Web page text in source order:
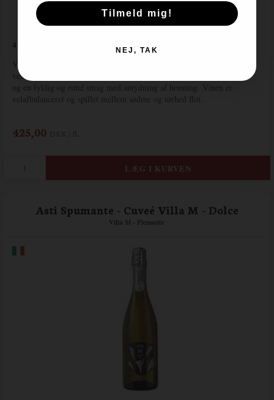
4 Stjerner på Vinforum.dk
Vinen fremstår flot i glasset med brillant farve og med små lige og
vedvarende perler. Næsen er frisk med duft af mandel og ”brioche”
og en fyldig og rund smag med antydning af honning. Vinen er
velafbalanceret og spillet mellem sødme og tørhed flot.
425,00
Asti Spumante - Cuveé Villa M - Dolce
Villa M - Piemonte
Tilmeld mig!
NEJ, TAK